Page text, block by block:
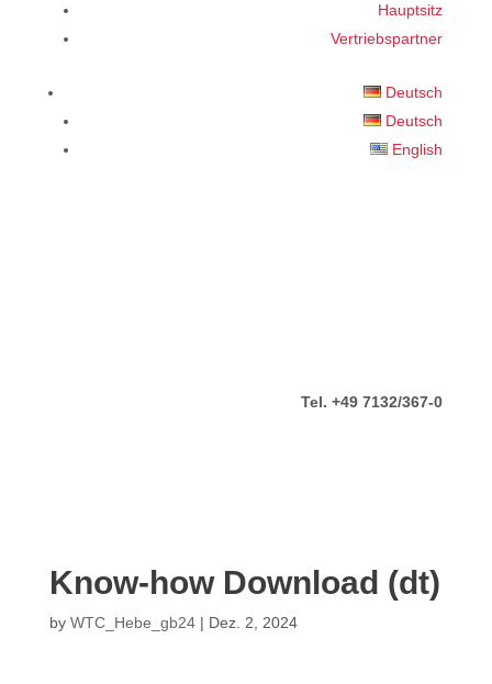
Hauptsitz
Vertriebspartner
Deutsch
Deutsch
English
Tel. +49 7132/367-0
Know-how Download (dt)
by WTC_Hebe_gb24| Dez. 2, 2024